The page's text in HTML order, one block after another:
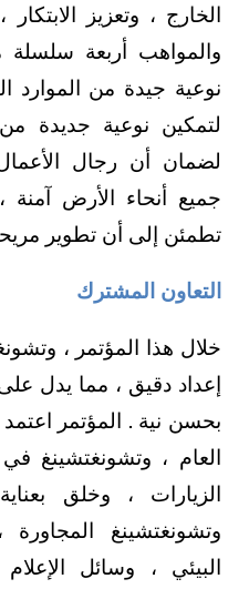
الخارج ، وتعزيز
والمواهب أربعة
نوعية جيدة من الموارد
لتمكين نوعية جديدة
لضمان أن رجال
جميع أنحاء الأرض آمنة
تطمئن إلى أن تطوير
التعاون المشترك
خلال هذا المؤتمر ،
إعداد دقيق ، مما يدل
العام ، وتشونغتشينغ
الزيارات ، وخلق
وتشونغتشينغ المجاورة
البيئي ، وسائل